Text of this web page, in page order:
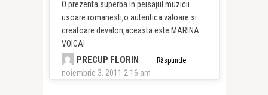
O prezenta superba in peisajul muzicii
usoare romanesti,o autentica valoare si
creatoare devalori,aceasta este MARINA
VOICA!
PRECUP FLORIN
noiembrie 3, 2011 2:16 am
Răspunde